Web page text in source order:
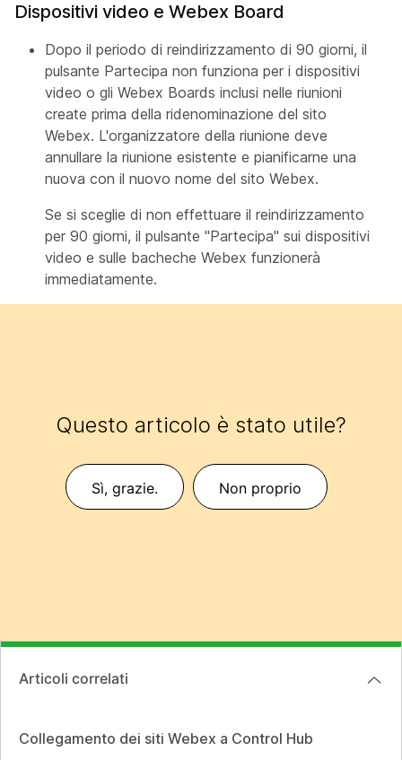
Dispositivi video e Webex Board
Dopo il periodo di reindirizzamento di 90 giorni, il
pulsante Partecipa non funziona per i dispositivi
video o gli Webex Boards inclusi nelle riunioni
create prima della ridenominazione del sito
Webex. L'organizzatore della riunione deve
annullare la riunione esistente e pianificarne una
nuova con il nuovo nome del sito Webex.
Se si sceglie di non effettuare il reindirizzamento
per 90 giorni, il pulsante "Partecipa" sui dispositivi
video e sulle bacheche Webex funzionerà
immediatamente.
Questo articolo è stato utile?
Sì, grazie. Non proprio
Articoli correlati
Collegamento dei siti Webex a Control Hub